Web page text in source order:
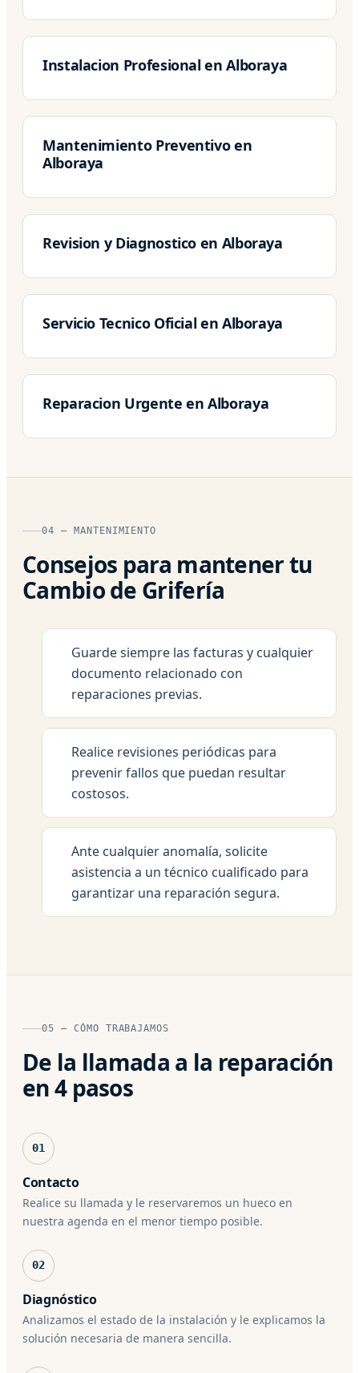
Instalacion Profesional en Alboraya
Mantenimiento Preventivo en
Alboraya
Revision y Diagnostico en Alboraya
Servicio Tecnico Oficial en Alboraya
Reparacion Urgente en Alboraya
04 — MANTENIMIENTO
Consejos para mantener tu
Cambio de Grifería
Guarde siempre las facturas y cualquier
documento relacionado con
reparaciones previas.
Realice revisiones periódicas para
prevenir fallos que puedan resultar
costosos.
Ante cualquier anomalía, solicite
asistencia a un técnico cualificado para
garantizar una reparación segura.
05 — CÓMO TRABAJAMOS
De la llamada a la reparación
en 4 pasos
01
Contacto
Realice su llamada y le reservaremos un hueco en
nuestra agenda en el menor tiempo posible.
02
Diagnóstico
Analizamos el estado de la instalación y le explicamos la
solución necesaria de manera sencilla.